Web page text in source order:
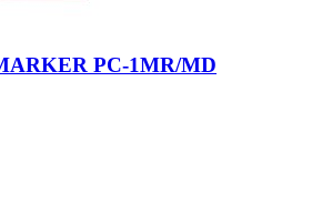
PC-1MR/MD